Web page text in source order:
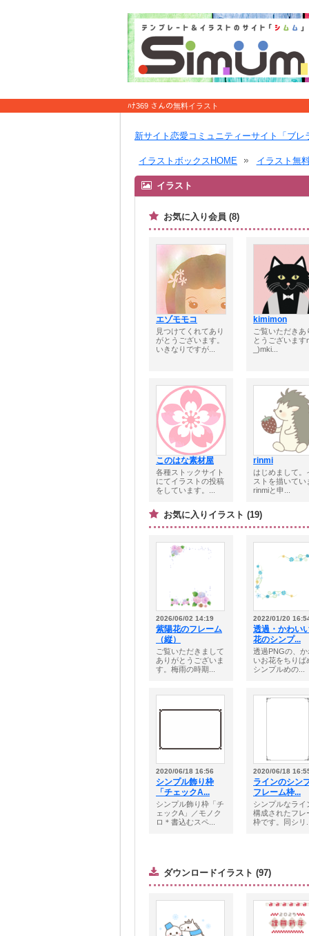
ﾊﾅ369 さんの無料イラスト
新サイト恋愛コミュニティーサイト「ブレ
イラストボックスHOME イラスト無
イラスト
お気に入り会員 (8)
エゾモモコ
見つけてくれてあり
がとうございます。
いきなりですが...
kimimon
ご覧いただきあ
とうございます
_)mki...
このはな素材屋
各種ストックサイト
にてイラストの投稿
をしています。...
rinmi
はじめまして。
ストを描いてい
rinmiと申...
お気に入りイラスト (19)
2026/06/02 14:19
紫陽花のフレーム
（縦）
ご覧いただきまして
ありがとうございま
す。梅雨の時期...
2022/01/20
透過・かわい
花のシンプ...
透過PNGの、か
いお花をちりば
シンプルめの...
2020/06/18 16:56
シンプル飾り枠
「チェックA...
シンプル飾り枠「チ
ェックA」／モノク
ロ＊書込むスペ...
2020/06/18
ラインのシン
フレーム枠...
シンプルなライ
構成されたフレ
枠です。同シリ
ダウンロードイラスト (97)